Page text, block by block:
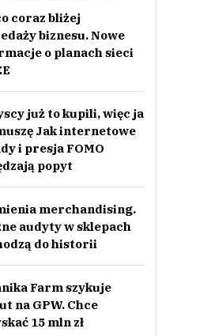
coraz bliżej
biznesu. Nowe
o planach sieci
już to kupili, więc ja
Jak internetowe
i presja FOMO
popyt
merchandising.
audyty w sklepach
do historii
Farm szykuje
na GPW. Chce
15 mln zł